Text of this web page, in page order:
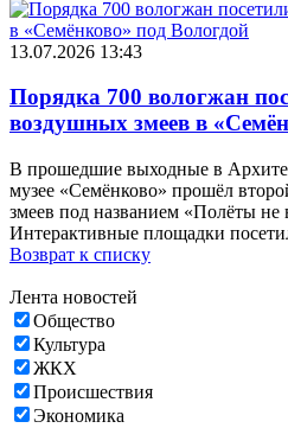
13.07.2026 13:43
Порядка 700 вологжан
воздушных змеев в
В прошедшие выходные в
музее «Семёнково» прошёл
змеев под названием «Полёты не
Интерактивные площадки
Возврат к списку
Лента новостей
Общество
Культура
ЖКХ
Происшествия
Экономика